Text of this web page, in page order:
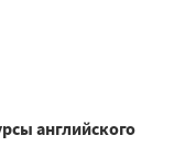
английского